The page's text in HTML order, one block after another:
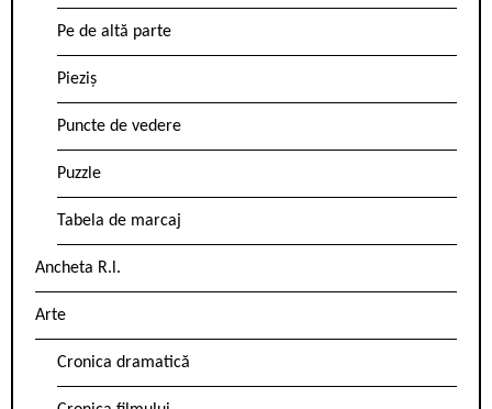
Pe de altă parte
Pieziș
Puncte de vedere
Puzzle
Tabela de marcaj
Ancheta R.l.
Arte
Cronica dramatică